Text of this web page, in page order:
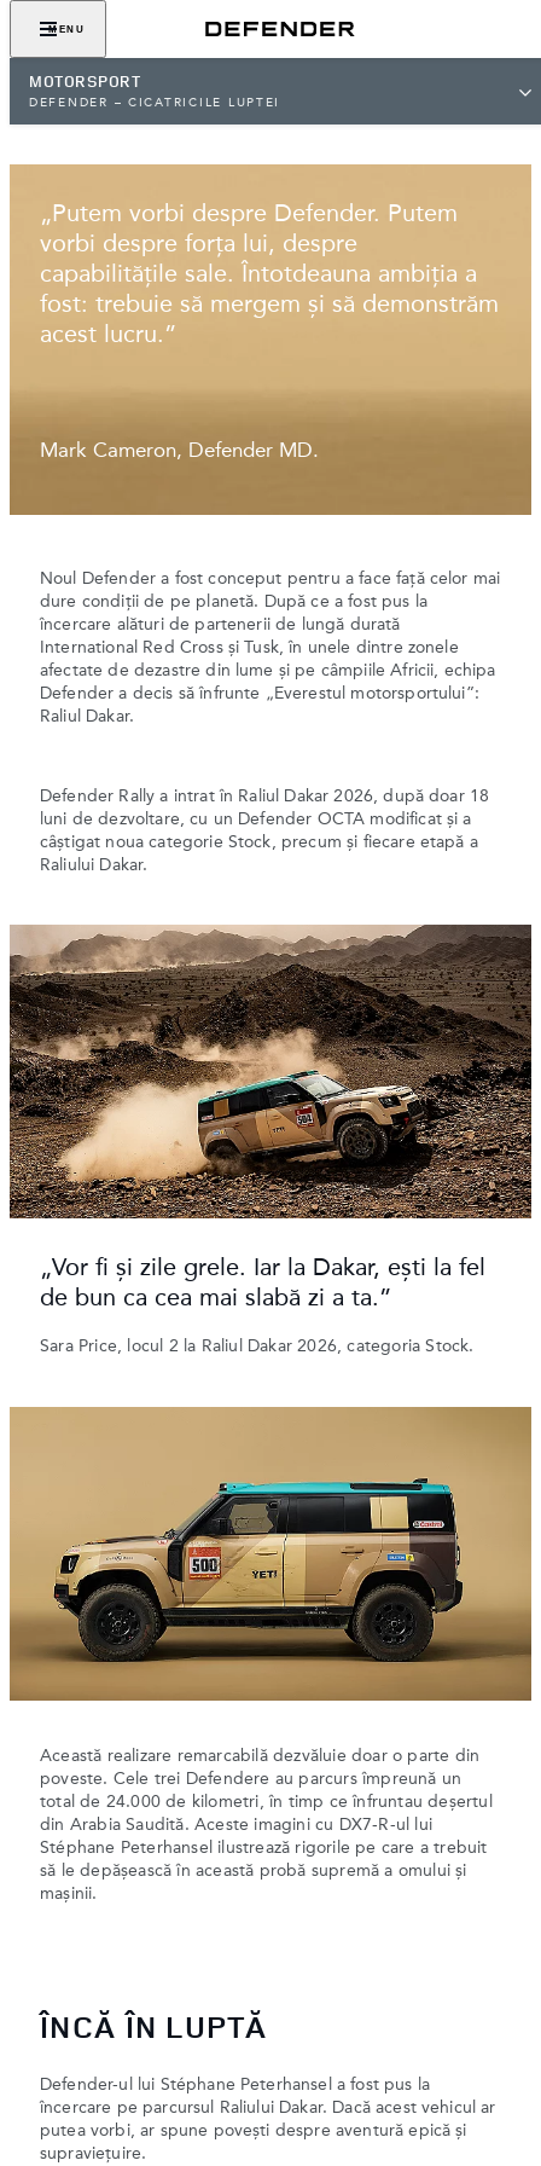
MENU
MOTORSPORT
DEFENDER – CICATRICILE LUPTEI
CICATRICI DE LUPTĂ
„Putem vorbi despre Defender. Putem
vorbi despre forța lui, despre
capabilitățile sale. Întotdeauna ambiția a
fost: trebuie să mergem și să demonstrăm
acest lucru.”
Mark Cameron, Defender MD.
Noul Defender a fost conceput pentru a face față celor mai
dure condiții de pe planetă. După ce a fost pus la
încercare alături de partenerii de lungă durată
International Red Cross și Tusk, în unele dintre zonele
afectate de dezastre din lume și pe câmpiile Africii, echipa
Defender a decis să înfrunte „Everestul motorsportului”:
Raliul Dakar.
Defender Rally a intrat în Raliul Dakar 2026, după doar 18
luni de dezvoltare, cu un Defender OCTA modificat și a
câștigat noua categorie Stock, precum și fiecare etapă a
Raliului Dakar.
„Vor fi și zile grele. Iar la Dakar, ești la fel
de bun ca cea mai slabă zi a ta.”
Sara Price, locul 2 la Raliul Dakar 2026, categoria Stock.
Această realizare remarcabilă dezvăluie doar o parte din
poveste. Cele trei Defendere au parcurs împreună un
total de 24.000 de kilometri, în timp ce înfruntau deșertul
din Arabia Saudită. Aceste imagini cu DX7‑R-ul lui
Stéphane Peterhansel ilustrează rigorile pe care a trebuit
să le depășească în această probă supremă a omului și
mașinii.
ÎNCĂ ÎN LUPTĂ
Defender-ul lui Stéphane Peterhansel a fost pus la
încercare pe parcursul Raliului Dakar. Dacă acest vehicul ar
putea vorbi, ar spune povești despre aventură epică și
supraviețuire.